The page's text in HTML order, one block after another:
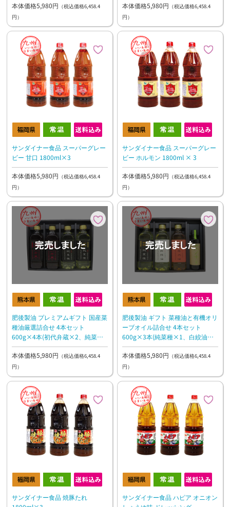
本体価格5,980円 （税込価格6,458.4
円）
本体価格5,980円 （税込価格6,458.4
円）
サンダイナー食品 スーパーグレー
ビー 甘口 1800ml×3
本体価格5,980円 （税込価格6,458.4
円）
サンダイナー食品 スーパーグレー
ビー ホルモン 1800ml × 3
本体価格5,980円 （税込価格6,458.4
円）
肥後製油 プレミアムギフト 国産菜
種油厳選詰合せ 4本セット
600g×4本(初代弁蔵×2、純菜種
×2)
本体価格5,980円 （税込価格6,458.4
円）
肥後製油 ギフト 菜種油と有機オリ
ーブオイル詰合せ 4本セット
600g×3本(純菜種×1、白絞油
×1、赤水油×1)、250g×1本(有
機エクストラバージンオリーブオ
イル×1)
本体価格5,980円 （税込価格6,458.4
円）
サンダイナー食品 焼豚たれ
サンダイナー食品 ハピア オニオン